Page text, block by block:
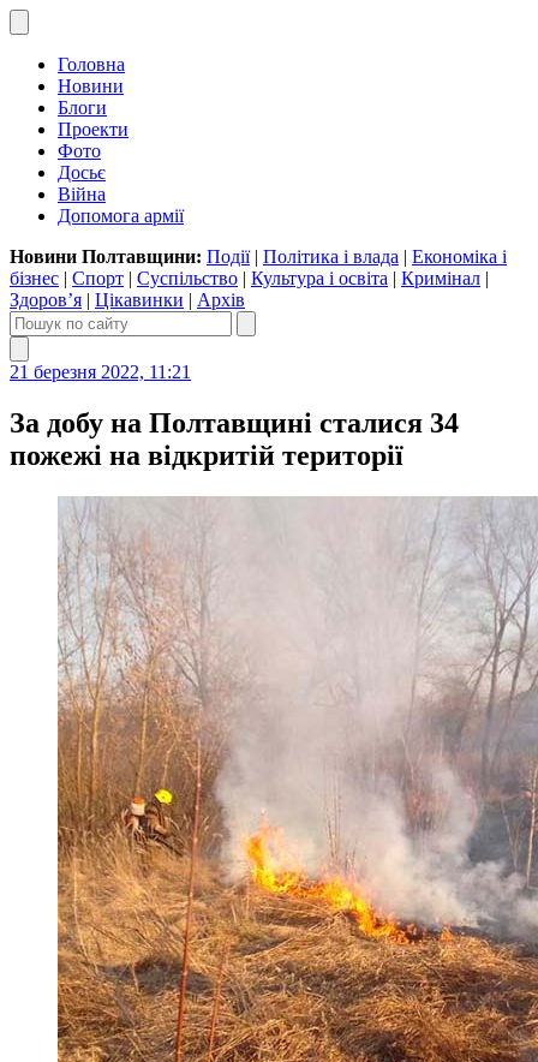
Головна
Новини
Блоги
Проекти
Фото
Досьє
Війна
Допомога армії
Новини Полтавщини: Події| Політика і влада | Економіка і
бізнес | Спорт | Суспільство | Культура і освіта | Кримінал |
Здоров’я | Цікавинки | Архів
21 березня 2022, 11:21
За добу на Полтавщині сталися 34
пожежі на відкритій території